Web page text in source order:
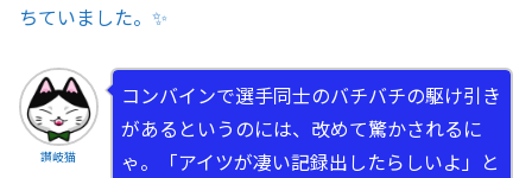
ちていました。✨
讃岐猫
コンバインで選手同士のバチバチの駆け引き
があるというのには、改めて驚かされるに
ゃ。「アイツが凄い記録出したらしいよ」と